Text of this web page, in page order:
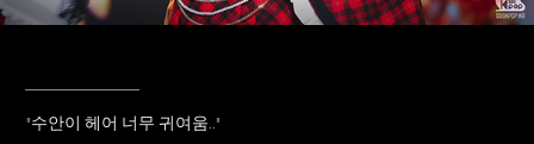
"수안이 헤어 너무 귀여움.."